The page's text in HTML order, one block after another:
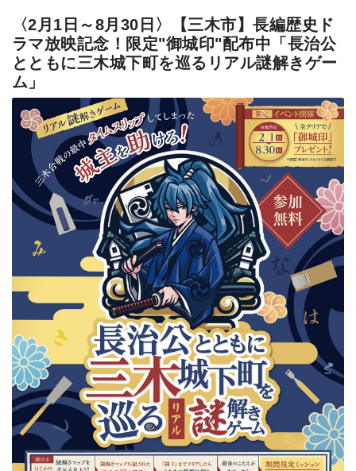
〈2月1日～8月30日〉【三木市】長編歴史ド
ラマ放映記念！限定"御城印"配布中「長治公
とともに三木城下町を巡るリアル謎解きゲー
ム」